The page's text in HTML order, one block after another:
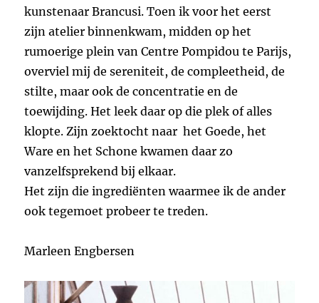
kunstenaar Brancusi. Toen ik voor het eerst
zijn atelier binnenkwam, midden op het
rumoerige plein van Centre Pompidou te Parijs,
overviel mij de sereniteit, de compleetheid, de
stilte, maar ook de concentratie en de
toewijding. Het leek daar op die plek of alles
klopte. Zijn zoektocht naar het Goede, het
Ware en het Schone kwamen daar zo
vanzelfsprekend bij elkaar.
Het zijn die ingrediënten waarmee ik de ander
ook tegemoet probeer te treden.
Marleen Engbersen